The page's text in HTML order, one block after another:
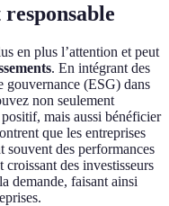
en plus l’attention et peut
. En intégrant des
gouvernance (ESG) dans
non seulement
mais aussi bénéficier
que les entreprises
souvent des performances
des investisseurs
demande, faisant ainsi